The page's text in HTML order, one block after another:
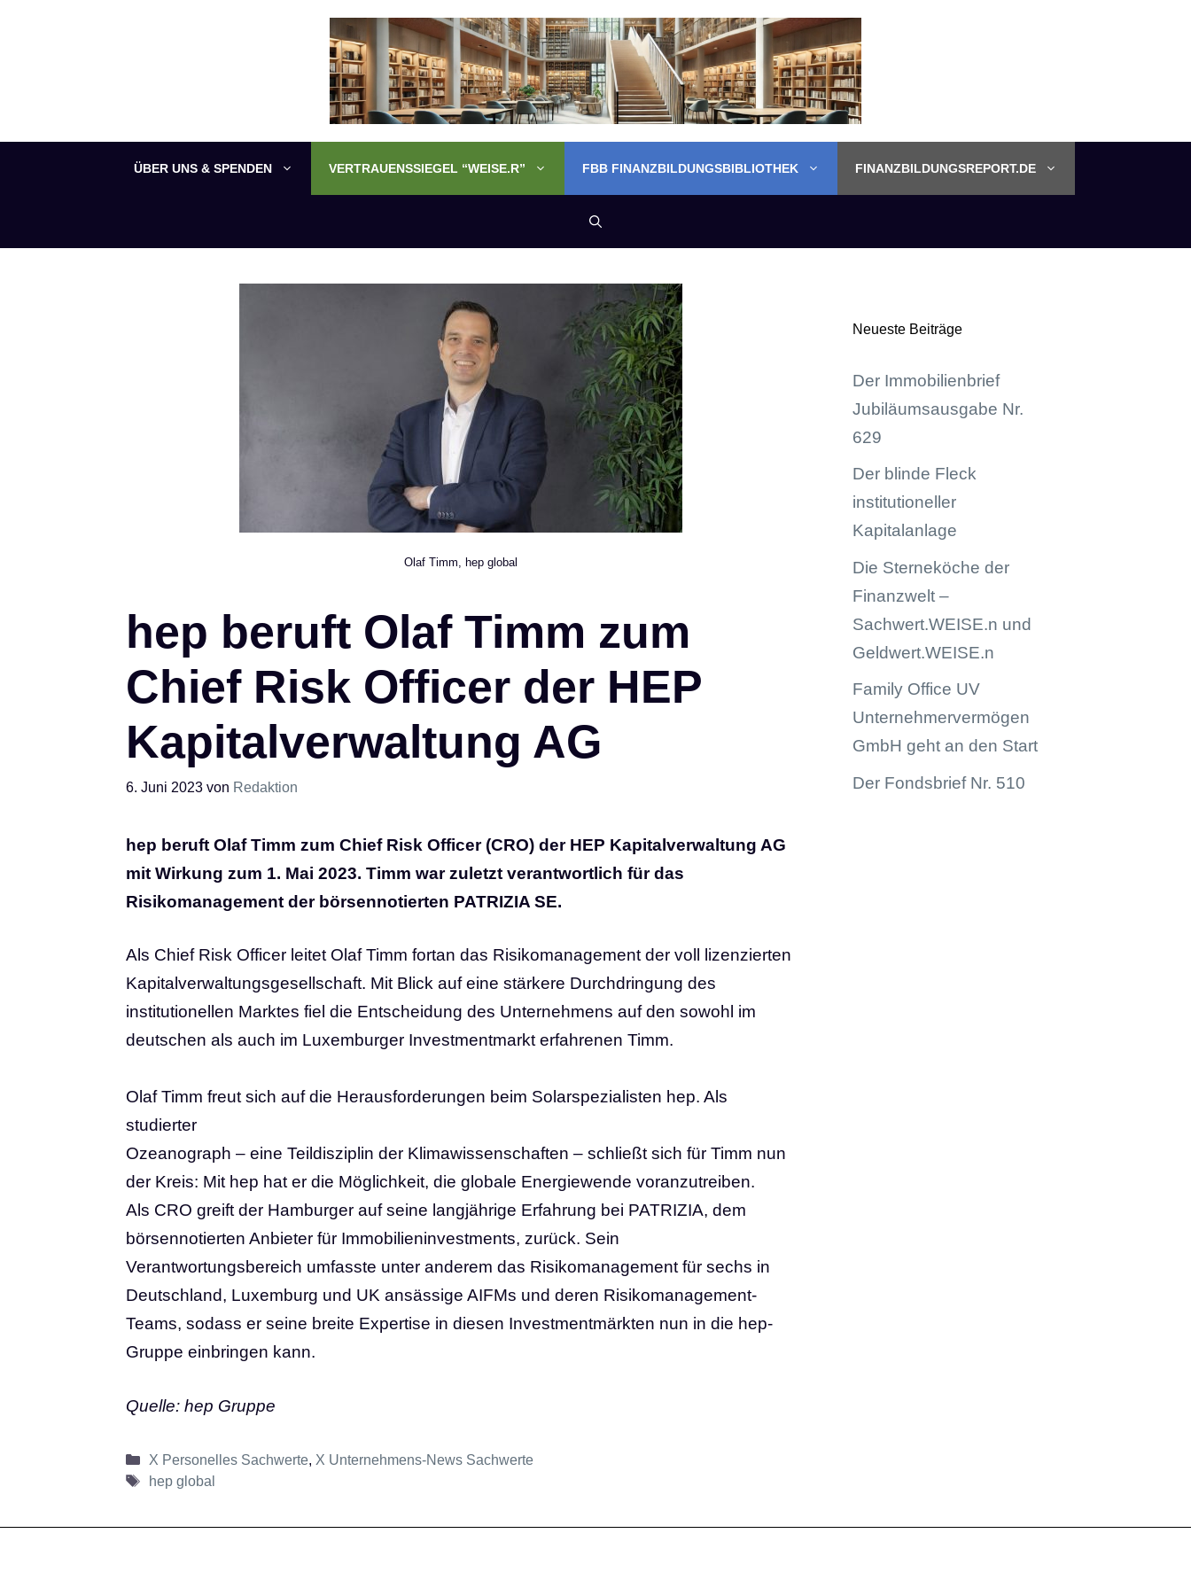
ÜBER UNS & SPENDEN VERTRAUENSSIEGEL “WEISE.R” FBB FINANZBILDUNGSBIBLIOTHEK FINANZBILDUNGSREPORT.DE
Olaf Timm, hep global
hep beruft Olaf Timm zum
Chief Risk Officer der HEP
Kapitalverwaltung AG
6. Juni 2023 von Redaktion
hep beruft Olaf Timm zum Chief Risk Officer (CRO) der HEP Kapitalverwaltung AG
mit Wirkung zum 1. Mai 2023. Timm war zuletzt verantwortlich für das
Risikomanagement der börsennotierten PATRIZIA SE.
Als Chief Risk Officer leitet Olaf Timm fortan das Risikomanagement der voll lizenzierten
Kapitalverwaltungsgesellschaft. Mit Blick auf eine stärkere Durchdringung des
institutionellen Marktes fiel die Entscheidung des Unternehmens auf den sowohl im
deutschen als auch im Luxemburger Investmentmarkt erfahrenen Timm.
Olaf Timm freut sich auf die Herausforderungen beim Solarspezialisten hep. Als
studierter
Ozeanograph – eine Teildisziplin der Klimawissenschaften – schließt sich für Timm nun
der Kreis: Mit hep hat er die Möglichkeit, die globale Energiewende voranzutreiben.
Als CRO greift der Hamburger auf seine langjährige Erfahrung bei PATRIZIA, dem
börsennotierten Anbieter für Immobilieninvestments, zurück. Sein
Verantwortungsbereich umfasste unter anderem das Risikomanagement für sechs in
Deutschland, Luxemburg und UK ansässige AIFMs und deren Risikomanagement-
Teams, sodass er seine breite Expertise in diesen Investmentmärkten nun in die hep-
Gruppe einbringen kann.
Quelle: hep Gruppe
Kategorien
X Personelles Sachwerte, X Unternehmens-News Sachwerte
Schlagwörter
hep global
Neueste Beiträge
Der Immobilienbrief
Jubiläumsausgabe Nr.
629
Der blinde Fleck
institutioneller
Kapitalanlage
Die Sterneköche der
Finanzwelt –
Sachwert.WEISE.n und
Geldwert.WEISE.n
Family Office UV
Unternehmervermögen
GmbH geht an den Start
Der Fondsbrief Nr. 510